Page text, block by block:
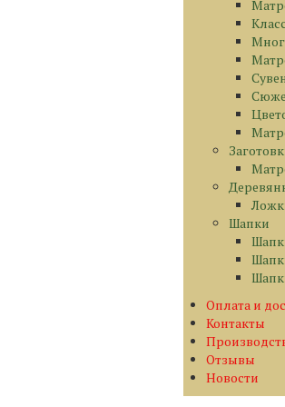
Шапки
Оплата и
Контакты
Отзывы
Новости